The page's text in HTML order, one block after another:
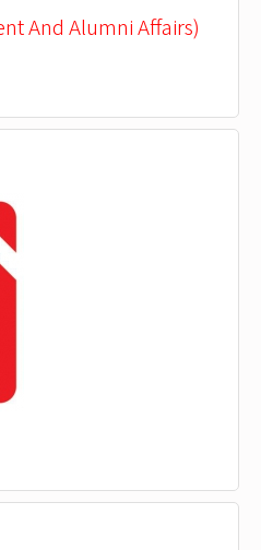
And Alumni Affairs)